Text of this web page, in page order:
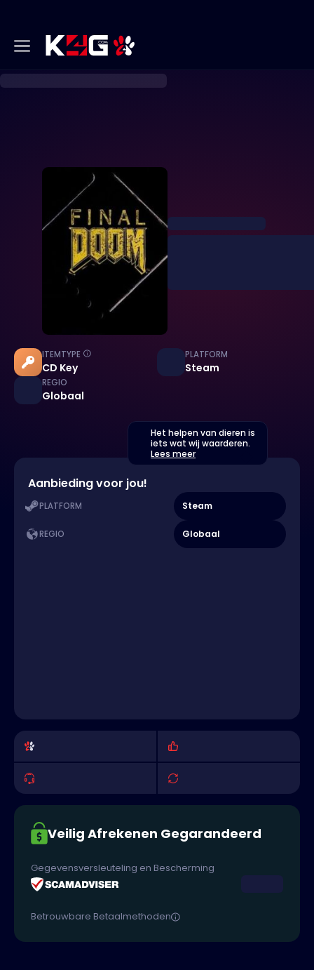
ITEMTYPE
CD Key
PLATFORM
Steam
REGIO
Globaal
Het helpen van dieren is
iets wat wij waarderen.
Lees meer
Aanbieding voor jou!
PLATFORM Steam
REGIO Globaal
Veilig Afrekenen Gegarandeerd
Gegevensversleuteling en Bescherming
Betrouwbare Betaalmethoden